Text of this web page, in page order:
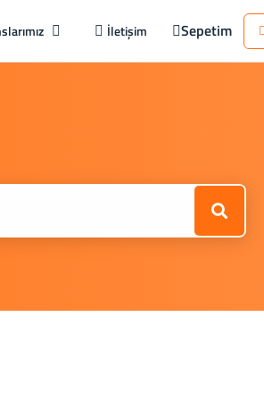
İletişim Sepetim